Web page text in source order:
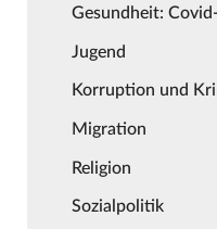
Gesundheit:
Jugend
Korruption und
Migration
Religion
Sozialpolitik